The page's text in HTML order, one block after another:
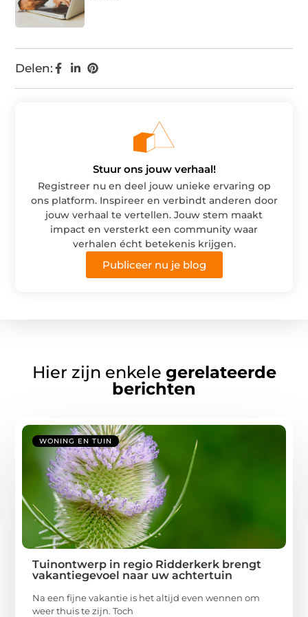
Delen:
Stuur ons jouw verhaal!
Registreer nu en deel jouw unieke ervaring op
ons platform. Inspireer en verbindt anderen door
jouw verhaal te vertellen. Jouw stem maakt
impact en versterkt een community waar
verhalen écht betekenis krijgen.
Publiceer nu je blog
Hier zijn enkele gerelateerde
berichten
WONING EN TUIN
Tuinontwerp in regio Ridderkerk brengt
vakantiegevoel naar uw achtertuin
Na een fijne vakantie is het altijd even wennen om
weer thuis te zijn. Toch